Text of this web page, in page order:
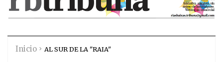
Inicio AL SUR DE LA "RAIA"